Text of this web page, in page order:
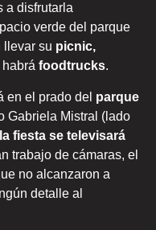
a disfrutarla
verde del parque
llevar su picnic,
foodtrucks.
en el prado del parque
Gabriela Mistral (lado
la fiesta se televisará
trabajo de cámaras, el
no alcanzaron a
detalle al